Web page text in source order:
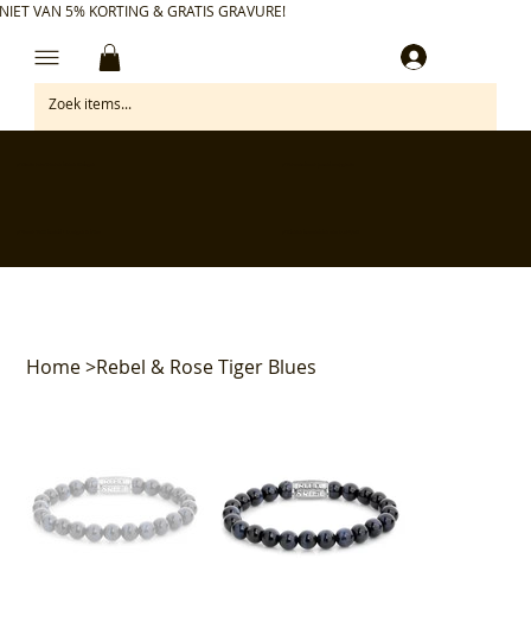
VAN 5% KORTING & GRATIS GRAVURE!
Home>Rebel & Rose Tiger Blues